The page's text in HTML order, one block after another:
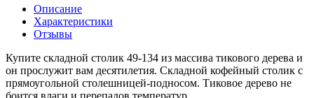
Описание
Характеристики
Отзывы
Купите складной столик 49-134 из массива тикового дерева и
он прослужит вам десятилетия. Складной кофейный столик с
прямоугольной столешницей-подносом. Тиковое дерево не